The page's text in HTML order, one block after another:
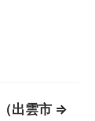
出雲市 ⇒